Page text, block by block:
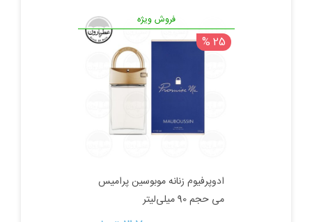
اصلی:
1,570,000 تومان
بود.
فعلی:
فروش ویژه
25 %
ادوپرفیوم زنانه موبوسین پرامیس
می حجم 90 میلی‌لیتر